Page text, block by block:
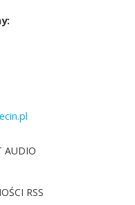
AUDIO
RSS